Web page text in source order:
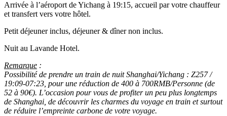
Arrivée à l’aéroport de Yichang à 19:15, accueil par votre chauffeur
et transfert vers votre hôtel.
Petit déjeuner inclus, déjeuner & dîner non inclus.
Nuit au Lavande Hotel.
Remarque :
Possibilité de prendre un train de nuit Shanghai/Yichang : Z257 /
19:09-07:23, pour une réduction de 400 à 700RMB/Personne (de
52 à 90€). L’occasion pour vous de profiter un peu plus longtemps
de Shanghai, de découvrir les charmes du voyage en train et surtout
de réduire l’empreinte carbone de votre voyage.